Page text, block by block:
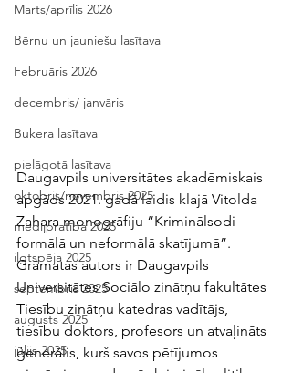
Marts/aprīlis 2026
Bērnu un jauniešu lasītava
Februāris 2026
decembris/ janvāris
Bukera lasītava
pielāgotā lasītava
oktobris/novembris 2025
medijpratība 2025
ilgtspēja 2025
septembris 2025
augusts 2025
jūlijs 2025
Daugavpils universitātes akadēmiskais
apgāds 2021. gadā laidis klajā Vitolda
Zahara monogrāfiju “Kriminālsodi
formālā un neformālā skatījumā”.
Grāmatas autors ir Daugavpils
Universitātes Sociālo zinātņu fakultātes
Tiesību zinātņu katedras vadītājs,
tiesību doktors, profesors un atvaļināts
ģenerālis, kurš savos pētījumos